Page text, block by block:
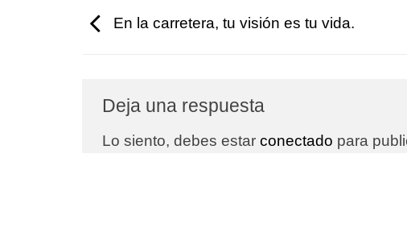
En la carretera, tu visión es tu vida.
Deja una respuesta
Lo siento, debes estar conectado para